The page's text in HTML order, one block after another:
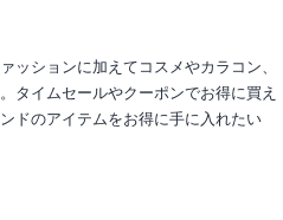
ッションに加えてコスメやカラコン、
タイムセールやクーポンでお得に買え
ドのアイテムをお得に手に入れたい